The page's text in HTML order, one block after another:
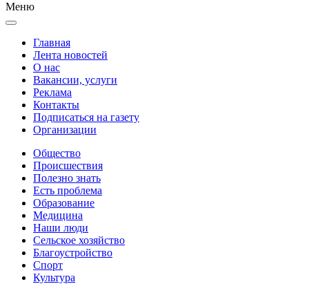
Меню
Главная
Лента новостей
О нас
Вакансии, услуги
Реклама
Контакты
Подписаться на газету
Организации
Общество
Происшествия
Полезно знать
Есть проблема
Образование
Медицина
Наши люди
Сельское хозяйство
Благоустройство
Спорт
Культура